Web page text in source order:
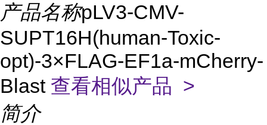
产品名称pLV3-CMV-
SUPT16H(human-Toxic-
opt)-3×FLAG-EF1a-mCherry-
Blast 查看相似产品 >
简介